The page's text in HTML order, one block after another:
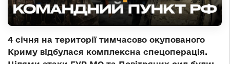
4 січня на території тимчасово окупованого
Криму відбулася комплексна спецоперація.